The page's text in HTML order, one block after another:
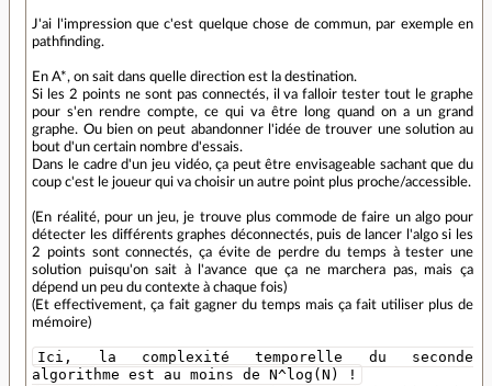
J'ai l'impression que c'est quelque chose de commun, par exemple en
pathfinding.
En A*, on sait dans quelle direction est la destination.
Si les 2 points ne sont pas connectés, il va falloir tester tout le graphe
pour s'en rendre compte, ce qui va être long quand on a un grand
graphe. Ou bien on peut abandonner l'idée de trouver une solution au
bout d'un certain nombre d'essais.
Dans le cadre d'un jeu vidéo, ça peut être envisageable sachant que du
coup c'est le joueur qui va choisir un autre point plus proche/accessible.
(En réalité, pour un jeu, je trouve plus commode de faire un algo pour
détecter les différents graphes déconnectés, puis de lancer l'algo si les
2 points sont connectés, ça évite de perdre du temps à tester une
solution puisqu'on sait à l'avance que ça ne marchera pas, mais ça
dépend un peu du contexte à chaque fois)
(Et effectivement, ça fait gagner du temps mais ça fait utiliser plus de
mémoire)
Ici, la complexité temporelle du seconde
algorithme est au moins de N^log(N) !